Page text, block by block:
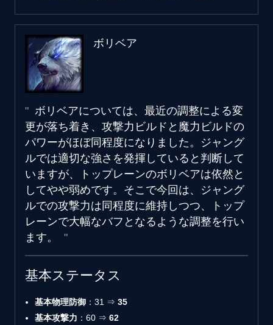
ボリベア
ボリベアについては、最近の調整による変
更が落ち着き、攻撃力ビルドと魔力ビルドの
パワーがほぼ同程度になりました。ジャング
ルでは適切な強さを発揮していると判断して
いますが、トップレーンのボリベアは依然と
してやや弱めです。そこで今回は、ジャング
ルでの攻撃力は同程度に維持しつつ、トップ
レーンで大幅なバフとなるような調整を行い
ます。
基本ステータス
基本物理防御 ：31 ⇒ 35
基本攻撃力 ：60 ⇒ 62